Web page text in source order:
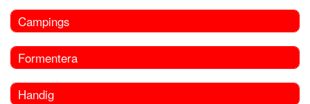
Campings
Formentera
Handig